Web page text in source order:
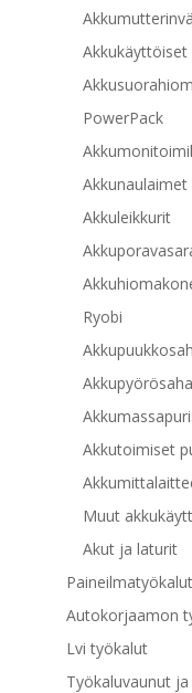
PowerPack
Akkunaulaimet
Akkuleikkurit
Ryobi
Akkutoimiset
Muut
Akut ja laturit
Paineilmatyökalut
Autokorjaamon
Lvi työkalut
Työkaluvaunut